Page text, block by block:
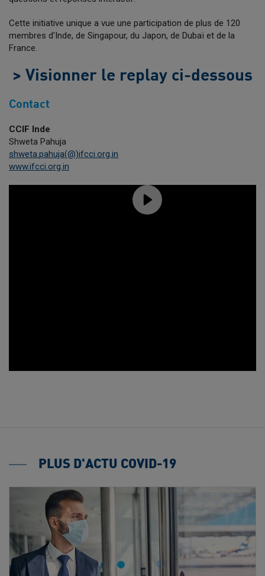
Cette initiative unique a vue une participation de plus de 120
membres d'Inde, de Singapour, du Japon, de Dubaï et de la
France.
> Visionner le replay ci-dessous
Contact
CCIF Inde
Shweta Pahuja
shweta.pahuja(@)ifcci.org.in
www.ifcci.org.in
PLUS D'ACTU COVID-19